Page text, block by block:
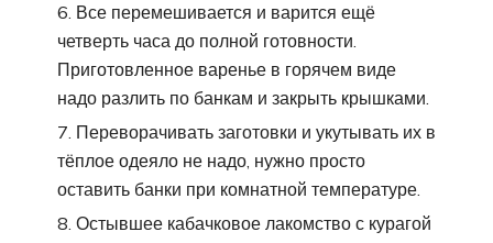
Все перемешивается и варится ещё
четверть часа до полной готовности.
Приготовленное варенье в горячем виде
надо разлить по банкам и закрыть крышками.
Переворачивать заготовки и укутывать их в
тёплое одеяло не надо, нужно просто
оставить банки при комнатной температуре.
Остывшее кабачковое лакомство с курагой